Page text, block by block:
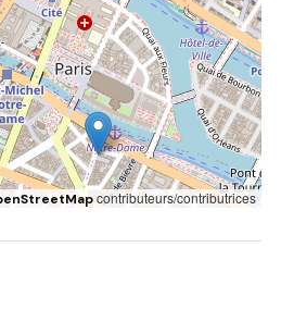
contributeurs/contributrices